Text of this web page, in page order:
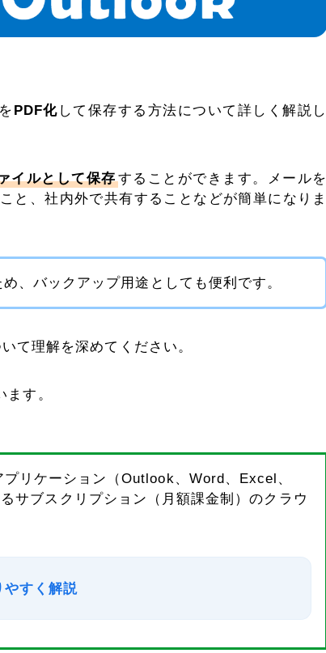
を PDF化 して保存する方法について詳しく解説し
イルとして保存することができます。メールを
と、社内外で共有することなどが簡単になりま
、バックアップ用途としても便利です。
て理解を深めてください。
す。
リケーション（Outlook、Word、Excel、
サブスクリプション（月額課金制）のクラウ
すく解説